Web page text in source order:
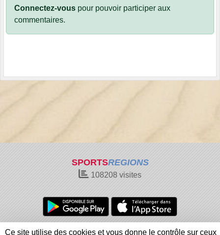
Connectez-vous pour pouvoir participer aux
commentaires.
SPORTSREGIONS
108208 visites
Charte cookies Gestion des cookies
Ce site utilise des cookies et vous donne le contrôle sur ceux